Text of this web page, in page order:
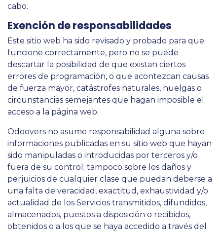
cabo.
Exención de responsabilidades
Este sitio web ha sido revisado y probado para que
funcione correctamente, pero no se puede
descartar la posibilidad de que existan ciertos
errores de programación, o que acontezcan causas
de fuerza mayor, catástrofes naturales, huelgas o
circunstancias semejantes que hagan imposible el
acceso a la página web.
Odoovers no asume responsabilidad alguna sobre
informaciones publicadas en su sitio web que hayan
sido manipuladas o introducidas por terceros y/o
fuera de su control; tampoco sobre los daños y
perjuicios de cualquier clase que puedan deberse a
una falta de veracidad, exactitud, exhaustividad y/o
actualidad de los Servicios transmitidos, difundidos,
almacenados, puestos a disposición o recibidos,
obtenidos o a los que se haya accedido a través del